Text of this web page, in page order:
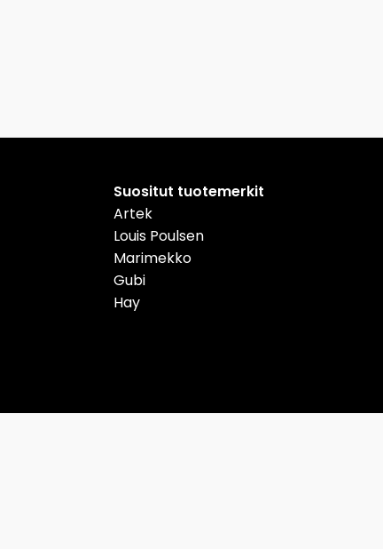
Suositut tuotemerkit
Artek
Louis Poulsen
Marimekko
Gubi
Hay